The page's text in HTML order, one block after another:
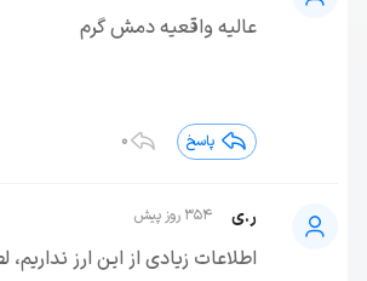
عالیه واقعیه دمش گرم
پاسخ 0
ر.ی 354 روز پیش
اطلاعات زیادی از این ارز